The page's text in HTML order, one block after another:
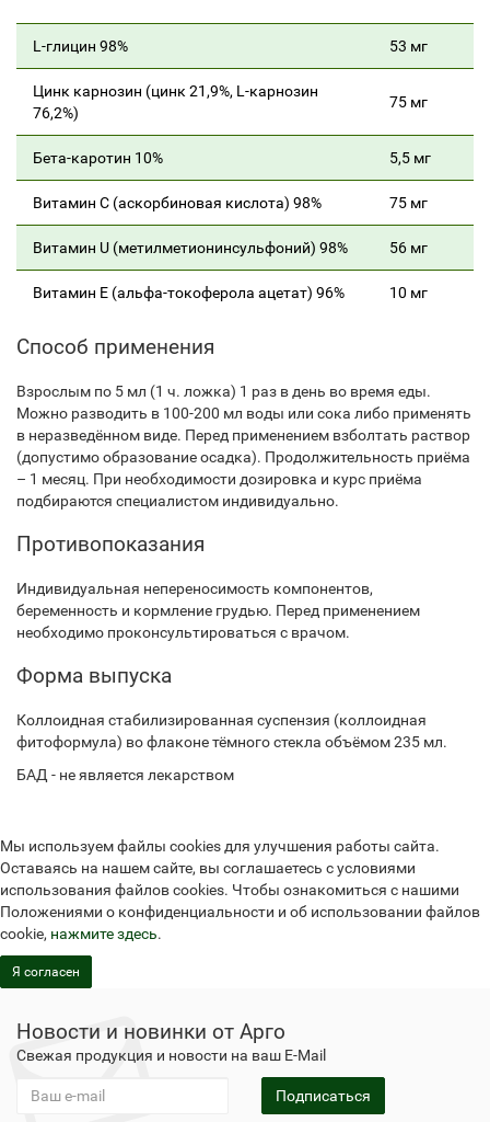
L-глицин 98% 53 мг
Цинк карнозин (цинк 21,9%, L-карнозин
76,2%)
75 мг
Бета-каротин 10% 5,5 мг
Витамин С (аскорбиновая кислота) 98% 75 мг
Витамин U (метилметионинсульфоний) 98% 56 мг
Витамин Е (альфа-токоферола ацетат) 96% 10 мг
Способ применения
Взрослым по 5 мл (1 ч. ложка) 1 раз в день во время еды.
Можно разводить в 100-200 мл воды или сока либо применять
в неразведённом виде. Перед применением взболтать раствор
(допустимо образование осадка). Продолжительность приёма
– 1 месяц. При необходимости дозировка и курс приёма
подбираются специалистом индивидуально.
Противопоказания
Индивидуальная непереносимость компонентов,
беременность и кормление грудью. Перед применением
необходимо проконсультироваться с врачом.
Форма выпуска
Коллоидная стабилизированная суспензия (коллоидная
фитоформула) во флаконе тёмного стекла объёмом 235 мл.
БАД - не является лекарством
Мы используем файлы cookies для улучшения работы сайта.
Оставаясь на нашем сайте, вы соглашаетесь с условиями
использования файлов cookies. Чтобы ознакомиться с нашими
Положениями о конфиденциальности и об использовании файлов
cookie, нажмите здесь.
Я согласен
Новости и новинки от Арго
Свежая продукция и новости на ваш E-Mail
Подписаться